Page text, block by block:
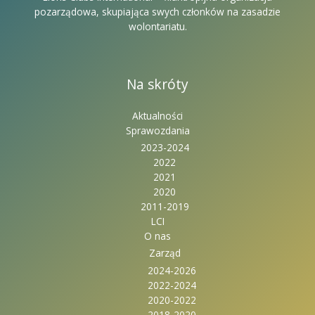
pozarządowa, skupiająca swych członków na zasadzie
wolontariatu.
Na skróty
Aktualności
Sprawozdania
2023-2024
2022
2021
2020
2011-2019
LCI
O nas
Zarząd
2024-2026
2022-2024
2020-2022